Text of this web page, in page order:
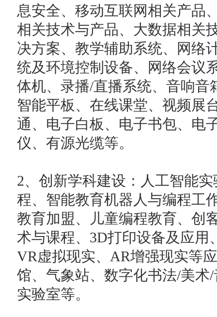
息安全、移动互联网相关产品
相关技术与产品、大数据相关
决方案、教学辅助系统、网络
统及环境控制设备、网络会议
体机、录播/直播系统、音响
智能平板、在线课堂、视频展
通、电子白板、电子书包、电
仪、有源光缆等。
2、创新学科建设：人工智能
程、智能教育机器人与编程工
教育加盟、儿童编程教育、创
术与课程、3D打印设备及应
VR虚拟现实、AR增强现实等
馆、气象站、数字化书法/美
实验室等。